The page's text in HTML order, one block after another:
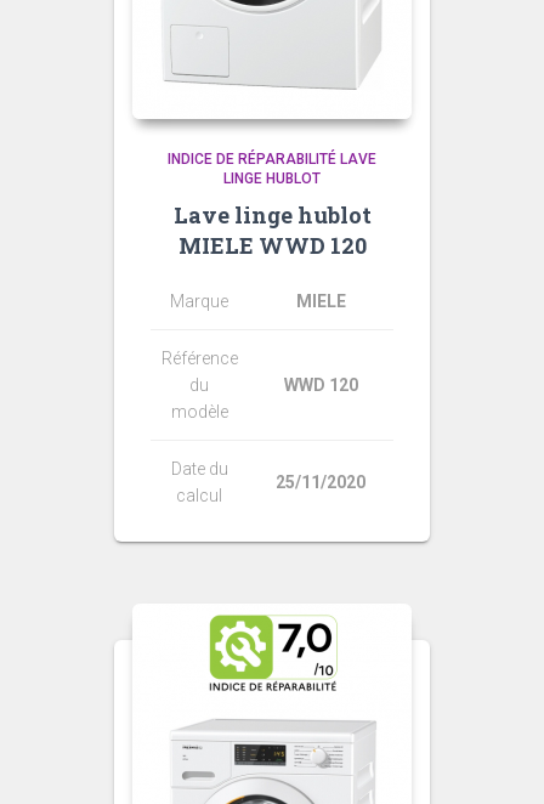
INDICE DE RÉPARABILITÉ LAVE
LINGE HUBLOT
Lave linge hublot
MIELE WWD 120
Marque MIELE
Référence
du
modèle
WWD 120
Date du
calcul
25/11/2020